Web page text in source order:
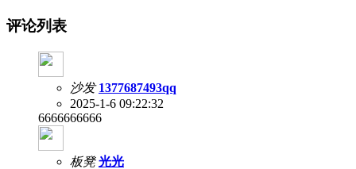
评论列表
沙发 1377687493qq
2025-1-6 09:22:32
6666666666
板凳 光光